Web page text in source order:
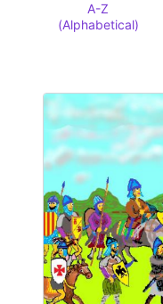
A-Z
(Alphabetical)